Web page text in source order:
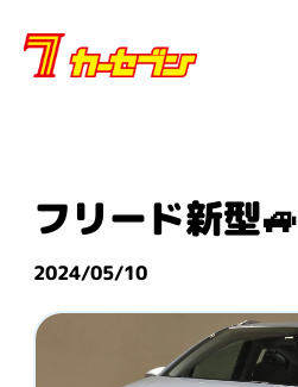
容
フリード新型🚙
2024/05/10